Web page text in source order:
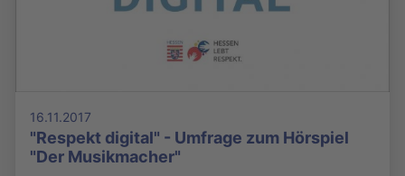
16.11.2017
"Respekt digital" - Umfrage zum Hörspiel
"Der Musikmacher"